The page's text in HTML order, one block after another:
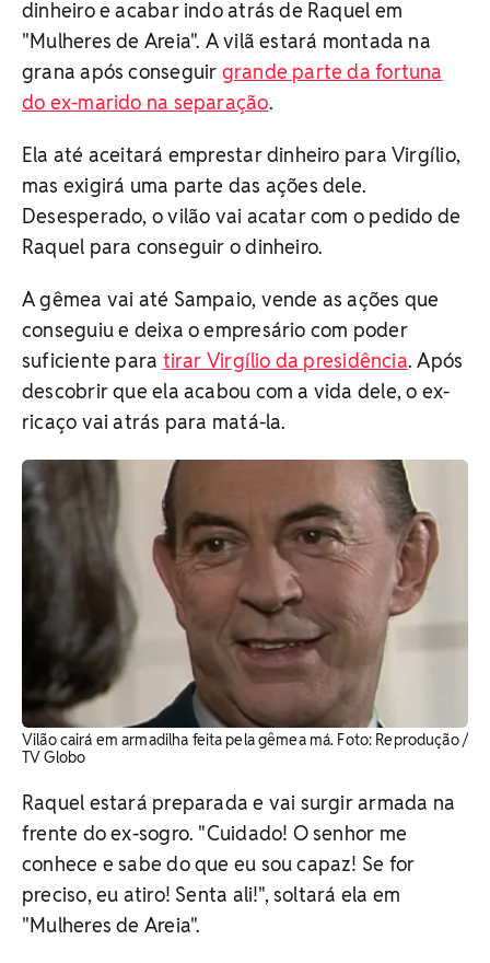
dinheiro e acabar indo atrás de Raquel em
"Mulheres de Areia". A vilã estará montada na
grana após conseguir grande parte da fortuna
do ex-marido na separação.
Ela até aceitará emprestar dinheiro para Virgílio,
mas exigirá uma parte das ações dele.
Desesperado, o vilão vai acatar com o pedido de
Raquel para conseguir o dinheiro.
A gêmea vai até Sampaio, vende as ações que
conseguiu e deixa o empresário com poder
suficiente para tirar Virgílio da presidência. Após
descobrir que ela acabou com a vida dele, o ex-
ricaço vai atrás para matá-la.
Vilão cairá em armadilha feita pela gêmea má. Foto: Reprodução /
TV Globo
Raquel estará preparada e vai surgir armada na
frente do ex-sogro. "Cuidado! O senhor me
conhece e sabe do que eu sou capaz! Se for
preciso, eu atiro! Senta ali!", soltará ela em
"Mulheres de Areia".